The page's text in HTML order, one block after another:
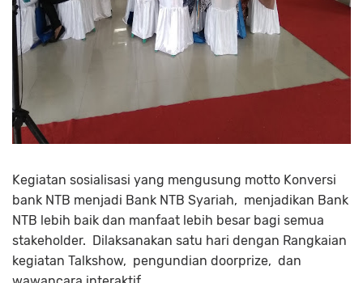
Kegiatan sosialisasi yang mengusung motto Konversi
bank NTB menjadi Bank NTB Syariah, menjadikan Bank
NTB lebih baik dan manfaat lebih besar bagi semua
stakeholder. Dilaksanakan satu hari dengan Rangkaian
kegiatan Talkshow, pengundian doorprize, dan